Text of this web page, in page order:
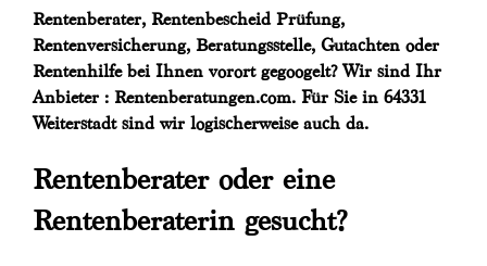
Rentenberater, Rentenbescheid Prüfung,
Rentenversicherung, Beratungsstelle, Gutachten oder
Rentenhilfe bei Ihnen vorort gegoogelt? Wir sind Ihr
Anbieter : Rentenberatungen.com. Für Sie in 64331
Weiterstadt sind wir logischerweise auch da.
Rentenberater oder eine
Rentenberaterin gesucht?